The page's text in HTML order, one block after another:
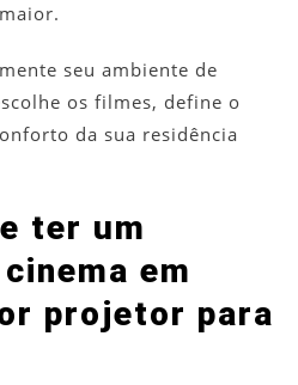
seu ambiente de
os filmes, define o
da sua residência
ter um
em
projetor para